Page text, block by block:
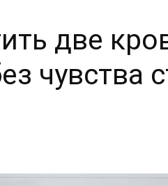
две
чувства